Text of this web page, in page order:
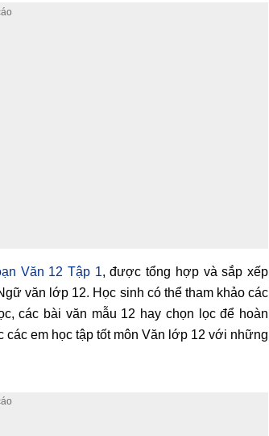
Văn 12 Tập 1, được tổng hợp và sắp xếp
văn lớp 12. Học sinh có thể tham khảo các
các bài văn mẫu 12 hay chọn lọc để hoàn
em học tập tốt môn Văn lớp 12 với những